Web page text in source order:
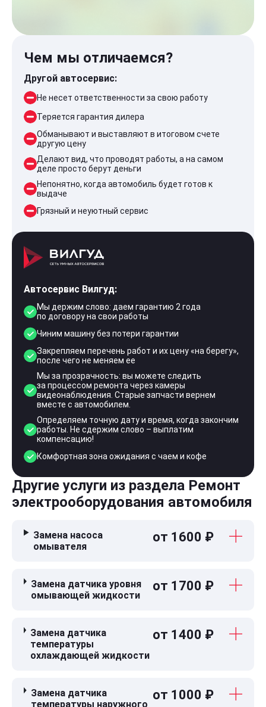
Чем мы отличаемся?
Другой автосервис:
Не несет ответственности за свою работу
Теряется гарантия дилера
Обманывают и выставляют в итоговом счете
другую цену
Делают вид, что проводят работы, а на самом
деле просто берут деньги
Непонятно, когда автомобиль будет готов к
выдаче
Грязный и неуютный сервис
Автосервис Вилгуд:
Мы держим слово: даем гарантию 2 года
по договору на свои работы
Чиним машину без потери гарантии
Закрепляем перечень работ и их цену «на берегу»,
после чего не меняем ее
Мы за прозрачность: вы можете следить
за процессом ремонта через камеры
видеонаблюдения. Старые запчасти вернем
вместе с автомобилем.
Определяем точную дату и время, когда закончим
работы. Не сдержим слово – выплатим
компенсацию!
Комфортная зона ожидания с чаем и кофе
Другие услуги из раздела Ремонт
электрооборудования автомобиля
Замена насоса
омывателя
от 1600 ₽
Замена датчика уровня
омывающей жидкости
от 1700 ₽
Замена датчика
температуры
охлаждающей жидкости
от 1400 ₽
Замена датчика
температуры наружного
от 1000 ₽